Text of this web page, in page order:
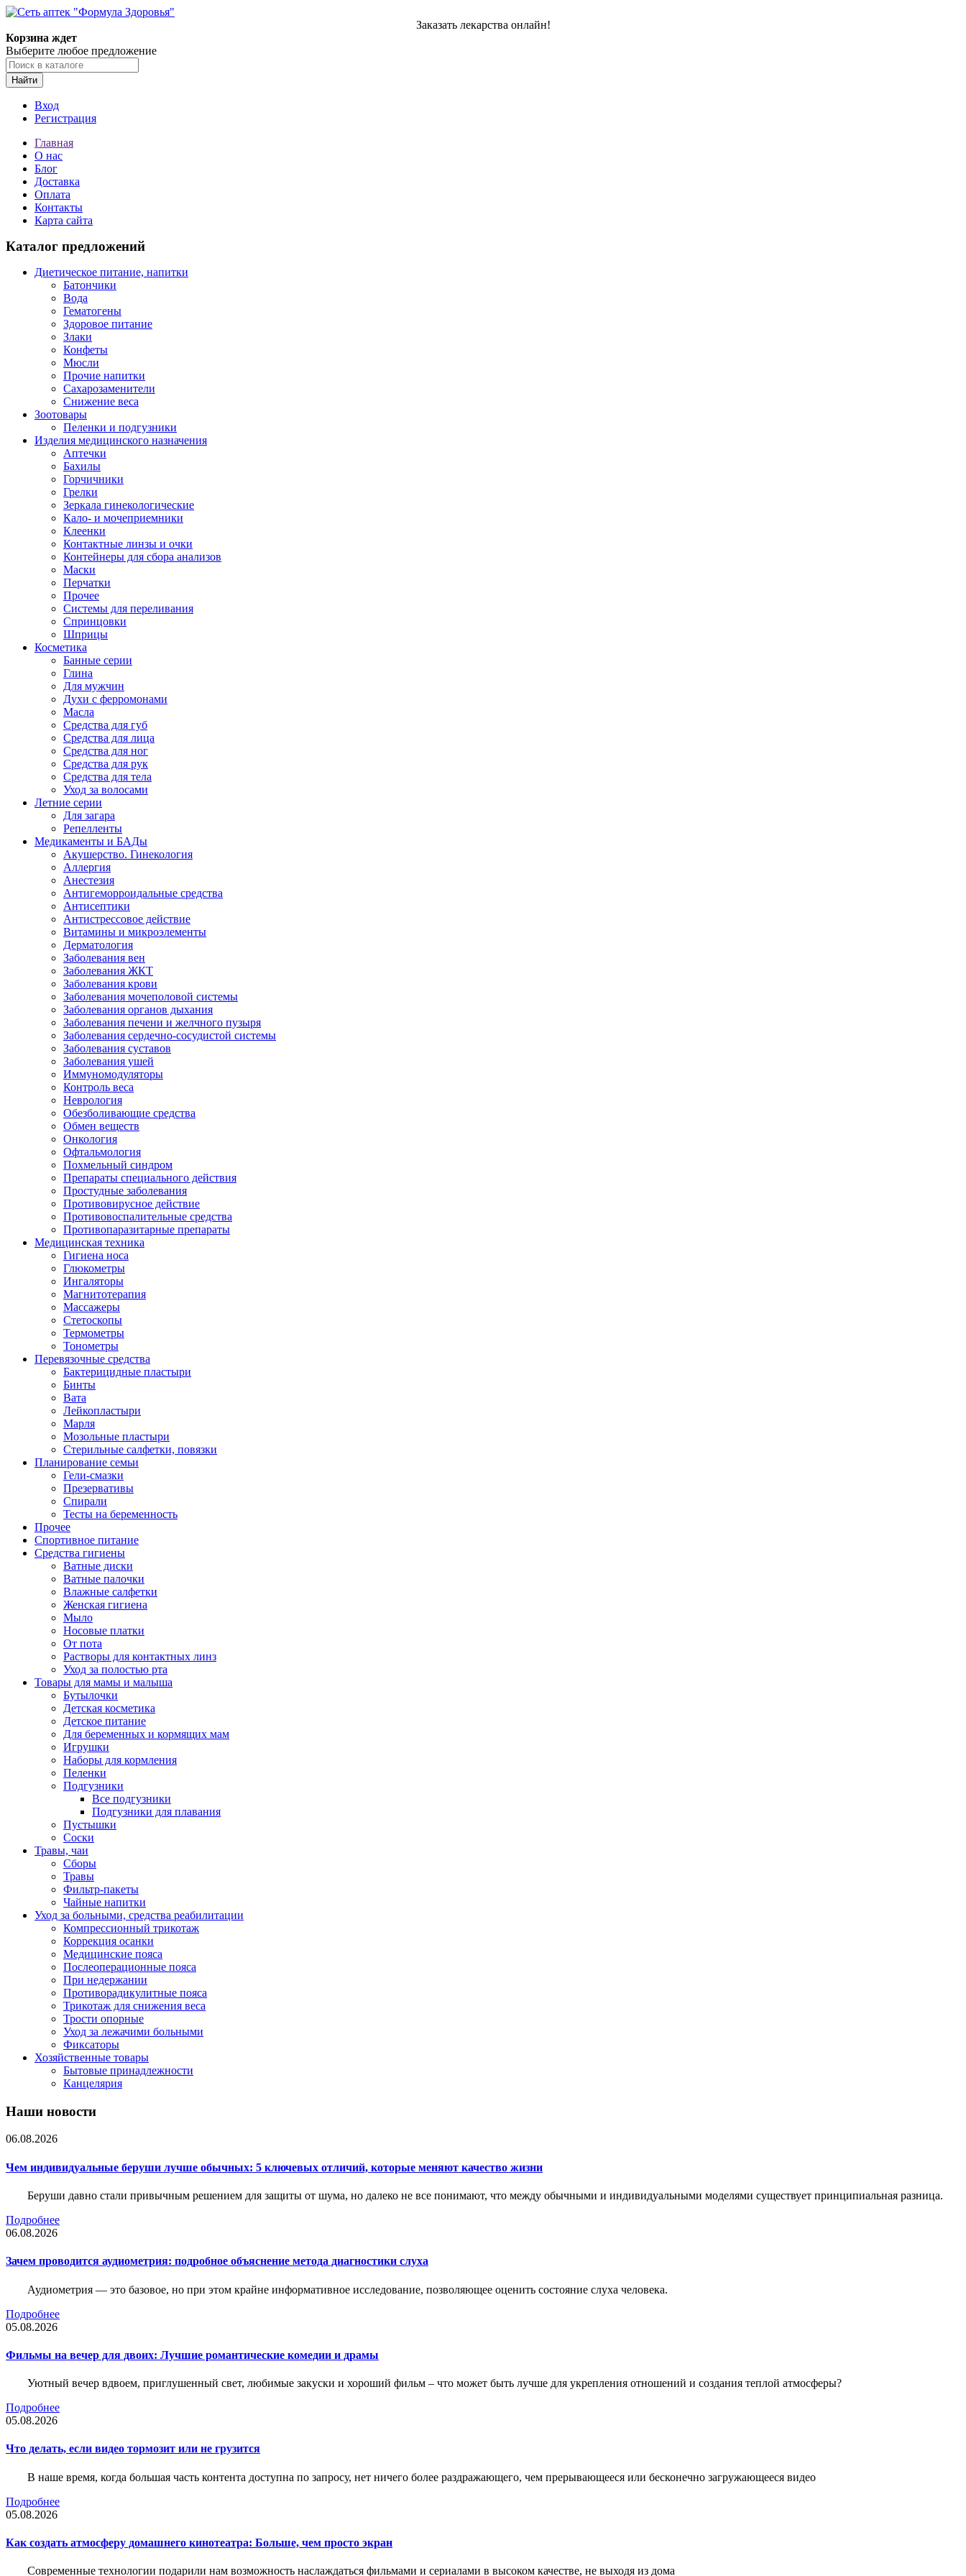
Заказать лекарства онлайн!
Корзина ждет
Выберите любое предложение
Найти
Вход
Регистрация
Главная
О нас
Блог
Доставка
Оплата
Контакты
Карта сайта
Каталог предложений
Диетическое питание, напитки
Батончики
Вода
Гематогены
Здоровое питание
Злаки
Конфеты
Мюсли
Прочие напитки
Сахарозаменители
Снижение веса
Зоотовары
Пеленки и подгузники
Изделия медицинского назначения
Аптечки
Бахилы
Горчичники
Грелки
Зеркала гинекологические
Кало- и мочеприемники
Клеенки
Контактные линзы и очки
Контейнеры для сбора анализов
Маски
Перчатки
Прочее
Системы для переливания
Спринцовки
Шприцы
Косметика
Банные серии
Глина
Для мужчин
Духи с ферромонами
Масла
Средства для губ
Средства для лица
Средства для ног
Средства для рук
Средства для тела
Уход за волосами
Летние серии
Для загара
Репелленты
Медикаменты и БАДы
Акушерство. Гинекология
Аллергия
Анестезия
Антигеморроидальные средства
Антисептики
Антистрессовое действие
Витамины и микроэлементы
Дерматология
Заболевания вен
Заболевания ЖКТ
Заболевания крови
Заболевания мочеполовой системы
Заболевания органов дыхания
Заболевания печени и желчного пузыря
Заболевания сердечно-сосудистой системы
Заболевания суставов
Заболевания ушей
Иммуномодуляторы
Контроль веса
Неврология
Обезболивающие средства
Обмен веществ
Онкология
Офтальмология
Похмельный синдром
Препараты специального действия
Простудные заболевания
Противовирусное действие
Противовоспалительные средства
Противопаразитарные препараты
Медицинская техника
Гигиена носа
Глюкометры
Ингаляторы
Магнитотерапия
Массажеры
Стетоскопы
Термометры
Тонометры
Перевязочные средства
Бактерицидные пластыри
Бинты
Вата
Лейкопластыри
Марля
Мозольные пластыри
Стерильные салфетки, повязки
Планирование семьи
Гели-смазки
Презервативы
Спирали
Тесты на беременность
Прочее
Спортивное питание
Средства гигиены
Ватные диски
Ватные палочки
Влажные салфетки
Женская гигиена
Мыло
Носовые платки
От пота
Растворы для контактных линз
Уход за полостью рта
Товары для мамы и малыша
Бутылочки
Детская косметика
Детское питание
Для беременных и кормящих мам
Игрушки
Наборы для кормления
Пеленки
Подгузники
Все подгузники
Подгузники для плавания
Пустышки
Соски
Травы, чаи
Сборы
Травы
Фильтр-пакеты
Чайные напитки
Уход за больными, средства реабилитации
Компрессионный трикотаж
Коррекция осанки
Медицинские пояса
Послеоперационные пояса
При недержании
Противорадикулитные пояса
Трикотаж для снижения веса
Трости опорные
Уход за лежачими больными
Фиксаторы
Хозяйственные товары
Бытовые принадлежности
Канцелярия
Наши новости
06.08.2026
Чем индивидуальные беруши лучше обычных: 5 ключевых отличий, которые меняют качество жизни
Беруши давно стали привычным решением для защиты от шума, но далеко не все понимают, что между обычными и индивидуальными моделями существует принципиальная разница.
Подробнее
06.08.2026
Зачем проводится аудиометрия: подробное объяснение метода диагностики слуха
Аудиометрия — это базовое, но при этом крайне информативное исследование, позволяющее оценить состояние слуха человека.
Подробнее
05.08.2026
Фильмы на вечер для двоих: Лучшие романтические комедии и драмы
Уютный вечер вдвоем, приглушенный свет, любимые закуски и хороший фильм – что может быть лучше для укрепления отношений и создания теплой атмосферы?
Подробнее
05.08.2026
Что делать, если видео тормозит или не грузится
В наше время, когда большая часть контента доступна по запросу, нет ничего более раздражающего, чем прерывающееся или бесконечно загружающееся видео
Подробнее
05.08.2026
Как создать атмосферу домашнего кинотеатра: Больше, чем просто экран
Современные технологии подарили нам возможность наслаждаться фильмами и сериалами в высоком качестве, не выходя из дома